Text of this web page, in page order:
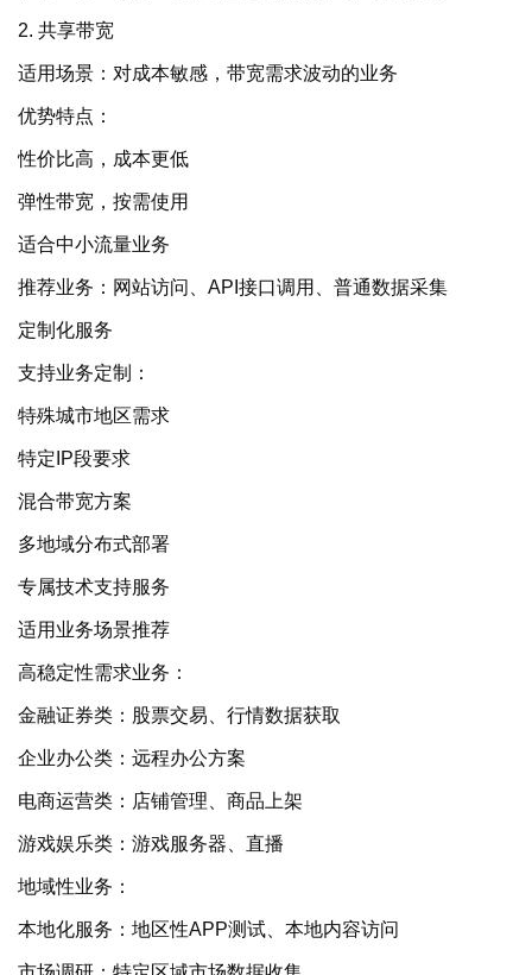
2. 共享带宽
适用场景：对成本敏感，带宽需求波动的业务
优势特点：
性价比高，成本更低
弹性带宽，按需使用
适合中小流量业务
推荐业务：网站访问、API接口调用、普通数据采集
定制化服务
支持业务定制：
特殊城市地区需求
特定IP段要求
混合带宽方案
多地域分布式部署
专属技术支持服务
适用业务场景推荐
高稳定性需求业务：
金融证券类：股票交易、行情数据获取
企业办公类：远程办公方案
电商运营类：店铺管理、商品上架
游戏娱乐类：游戏服务器、直播
地域性业务：
本地化服务：地区性APP测试、本地内容访问